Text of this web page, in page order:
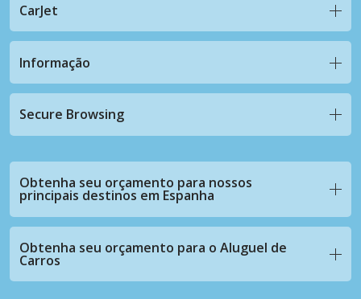
CarJet
Informação
Secure Browsing
Obtenha seu orçamento para nossos
principais destinos em Espanha
Obtenha seu orçamento para o Aluguel de
Carros